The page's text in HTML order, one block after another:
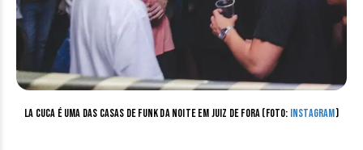
La Cuca é uma das casas de funk da noite em Juiz de Fora (Foto: Instagram)